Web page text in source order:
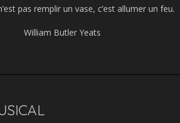
pas remplir un vase, c’est allumer un feu.
William Butler Yeats